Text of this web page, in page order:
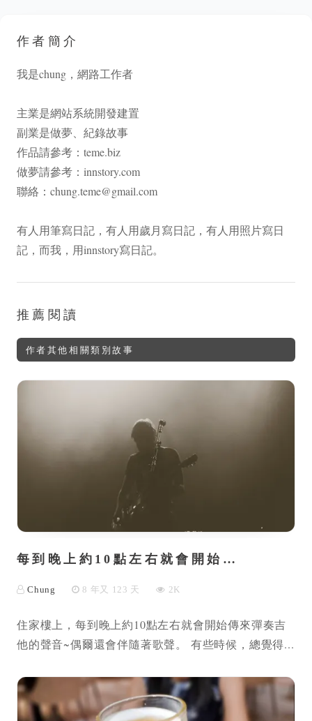
作者簡介
我是chung，網路工作者
主業是網站系統開發建置
副業是做夢、紀錄故事
作品請參考： teme.biz
做夢請參考： innstory.com
聯絡： chung.teme@gmail.com
有人用筆寫日記，有人用歲月寫日記，有人用照片寫日
記，而我，用innstory寫日記。
推薦閱讀
作者其他相關類別故事
每到晚上約10點左右就會開始…
Chung 8 年又 123 天 2K
住家樓上，每到晚上約10點左右就會開始傳來彈奏吉
他的聲音~偶爾還會伴隨著歌聲。 有些時候，總覺得...